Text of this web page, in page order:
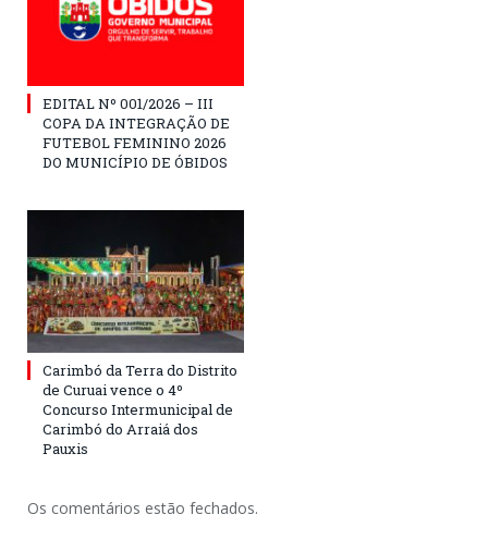
EDITAL Nº 001/2026 – III
COPA DA INTEGRAÇÃO DE
FUTEBOL FEMININO 2026
DO MUNICÍPIO DE ÓBIDOS
Carimbó da Terra do Distrito
de Curuai vence o 4º
Concurso Intermunicipal de
Carimbó do Arraiá dos
Pauxis
Os comentários estão fechados.